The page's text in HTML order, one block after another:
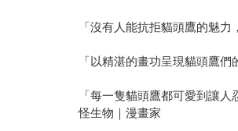
「沒有人能抗拒貓頭鷹的魅
「以精湛的畫功呈現貓頭鷹
「每一隻貓頭鷹都可愛到讓
怪生物｜漫畫家